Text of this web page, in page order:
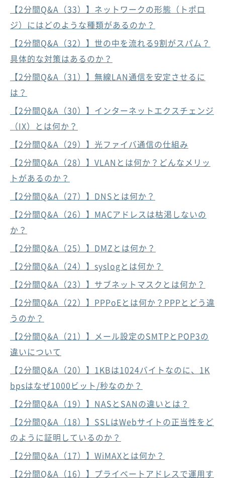
【2分間Q&A（33）】ネットワークの形態（トポロ
ジ）にはどのような種類があるのか？
【2分間Q&A（32）】世の中を流れる9割がスパム？
具体的な対策はあるのか？
【2分間Q&A（31）】無線LAN通信を安定させるに
は？
【2分間Q&A（30）】インターネットエクスチェンジ
（IX）とは何か？
【2分間Q&A（29）】光ファイバ通信の仕組み
【2分間Q&A（28）】VLANとは何か？どんなメリッ
トがあるのか？
【2分間Q&A（27）】DNSとは何か？
【2分間Q&A（26）】MACアドレスは枯渇しないの
か？
【2分間Q&A（25）】DMZとは何か？
【2分間Q&A（24）】syslogとは何か？
【2分間Q&A（23）】サブネットマスクとは何か？
【2分間Q&A（22）】PPPoEとは何か？PPPとどう違
うのか？
【2分間Q&A（21）】メール設定のSMTPとPOP3の
違いについて
【2分間Q&A（20）】1KBは1024バイトなのに、1K
bpsはなぜ1000ビット/秒なのか？
【2分間Q&A（19）】NASとSANの違いとは？
【2分間Q&A（18）】SSLはWebサイトの正当性をど
のように証明しているのか？
【2分間Q&A（17）】WiMAXとは何か？
【2分間Q&A（16）】プライベートアドレスで運用す